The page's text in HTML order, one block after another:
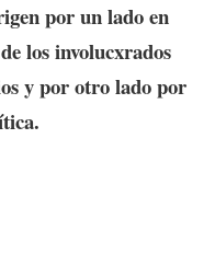
por un lado en
los involucxrados
y por otro lado por